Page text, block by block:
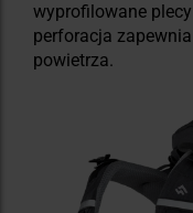
wyprofilowane
perforacja
powietrza.